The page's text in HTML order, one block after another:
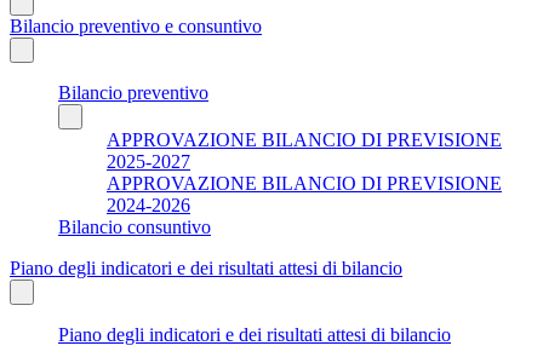
Bilancio preventivo e consuntivo
Bilancio preventivo
APPROVAZIONE BILANCIO DI PREVISIONE
2025-2027
APPROVAZIONE BILANCIO DI PREVISIONE
2024-2026
Bilancio consuntivo
Piano degli indicatori e dei risultati attesi di bilancio
Piano degli indicatori e dei risultati attesi di bilancio